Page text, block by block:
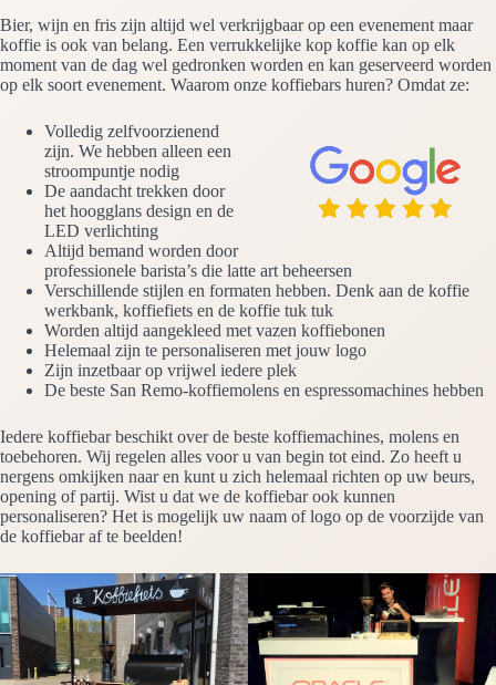
Bier, wijn en fris zijn altijd wel verkrijgbaar op een evenement maar
koffie is ook van belang. Een verrukkelijke kop koffie kan op elk
moment van de dag wel gedronken worden en kan geserveerd worden
op elk soort evenement. Waarom onze koffiebars huren? Omdat ze:
Volledig zelfvoorzienend
zijn. We hebben alleen een
stroompuntje nodig
De aandacht trekken door
het hoogglans design en de
LED verlichting
Altijd bemand worden door
professionele barista’s die latte art beheersen
Verschillende stijlen en formaten hebben. Denk aan de koffie
werkbank, koffiefiets en de koffie tuk tuk
Worden altijd aangekleed met vazen koffiebonen
Helemaal zijn te personaliseren met jouw logo
Zijn inzetbaar op vrijwel iedere plek
De beste San Remo-koffiemolens en espressomachines hebben
Iedere koffiebar beschikt over de beste koffiemachines, molens en
toebehoren. Wij regelen alles voor u van begin tot eind. Zo heeft u
nergens omkijken naar en kunt u zich helemaal richten op uw beurs,
opening of partij. Wist u dat we de koffiebar ook kunnen
personaliseren? Het is mogelijk uw naam of logo op de voorzijde van
de koffiebar af te beelden!